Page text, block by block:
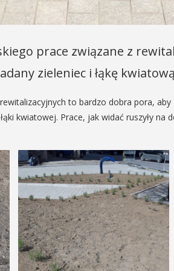
prace związane z
zieleniec i łąkę
to bardzo dobra pora,
kwiatowej. Prace, jak widać ruszyły na
MAJ
w
majowego spotkania seniorzy
wyjątkową okazję
się na nadchodzące lato,
się w naturalne kosmetyki
własnoręcznie. Uuczestnicy
o przyniesienie
...